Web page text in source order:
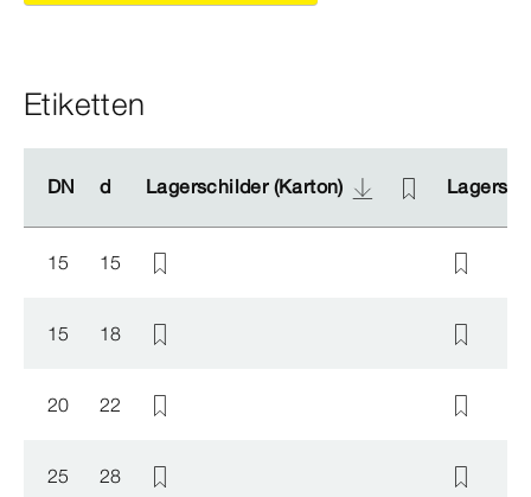
Etiketten
DN d Lagerschilder (Karton)
DN d Lagerschilder (Karton)
15 15
15 18
20 22
25 28